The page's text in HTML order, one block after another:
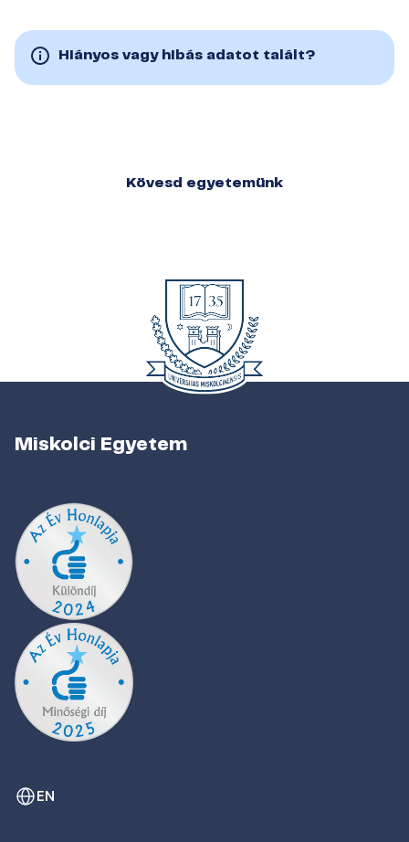
Hiányos vagy hibás adatot talált?
Kövesd egyetemünk
Miskolci Egyetem
EN